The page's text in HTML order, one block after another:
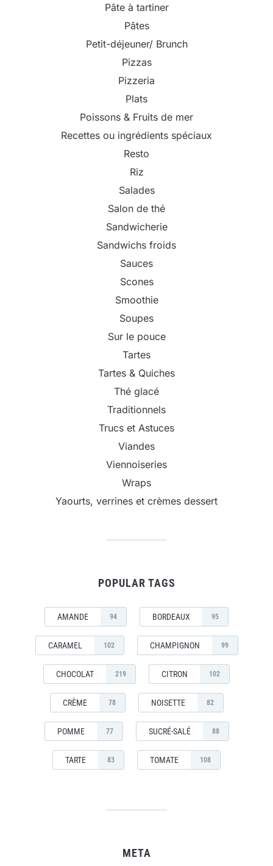
Pâte à tartiner
Pâtes
Petit-déjeuner/ Brunch
Pizzas
Pizzeria
Plats
Poissons & Fruits de mer
Recettes ou ingrédients spéciaux
Resto
Riz
Salades
Salon de thé
Sandwicherie
Sandwichs froids
Sauces
Scones
Smoothie
Soupes
Sur le pouce
Tartes
Tartes & Quiches
Thé glacé
Traditionnels
Trucs et Astuces
Viandes
Viennoiseries
Wraps
Yaourts, verrines et crèmes dessert
POPULAR TAGS
AMANDE 94 BORDEAUX 95
CARAMEL 102 CHAMPIGNON 99
CHOCOLAT 219 CITRON 102
CRÈME 78 NOISETTE 82
POMME 77 SUCRÉ-SALÉ 88
TARTE 83 TOMATE 108
META